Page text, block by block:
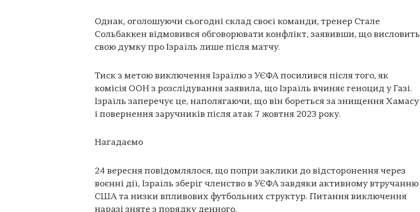
Однак, оголошуючи сьогодні склад своєї команди, тренер Стале
Сольбаккен відмовився обговорювати конфлікт, заявивши, що висловить
свою думку про Ізраїль лише після матчу.
Тиск з метою виключення Ізраїлю з УЄФА посилився після того, як
комісія ООН з розслідування заявила, що Ізраїль вчиняє геноцид у Газі.
Ізраїль заперечує це, наполягаючи, що він бореться за знищення Хамасу
і повернення заручників після атак 7 жовтня 2023 року.
Нагадаємо
24 вересня повідомлялося, що попри заклики до відсторонення через
воєнні дії, Ізраїль зберіг членство в УЄФА завдяки активному втручанню
США та низки впливових футбольних структур. Питання виключення
наразі зняте з порядку денного.